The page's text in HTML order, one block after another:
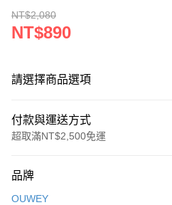
NT$2,080
NT$890
請選擇商品選項
付款與運送方式
超取滿NT$2,500免運
信用卡一次付款
品牌
OUWEY